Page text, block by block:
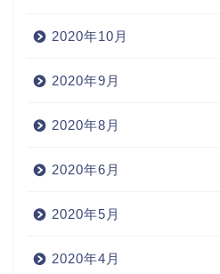
2020年10月
2020年9月
2020年8月
2020年6月
2020年5月
2020年4月